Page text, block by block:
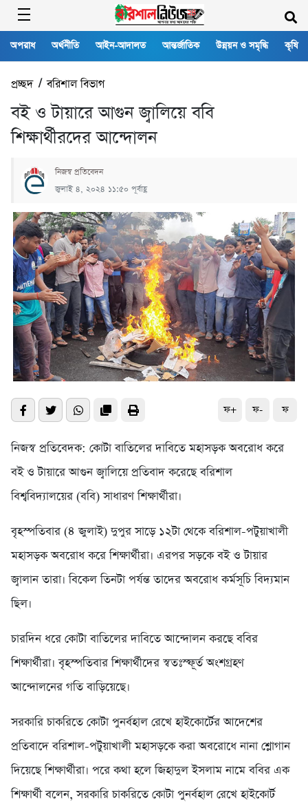
অপরাধ অর্থনীতি আইন-আদালত আন্তর্জাতিক উন্নয়ন ও সমৃদ্ধি কৃষি
প্রচ্ছদ/বরিশাল বিভাগ
বই ও টায়ারে আগুন জ্বালিয়ে ববি
শিক্ষার্থীরদের আন্দোলন
নিজস্ব প্রতিবেদন
জুলাই ৪, ২০২৪ ১১:৫০ পূর্বাহ্ণ
ফ+ ফ- ফ
নিজস্ব প্রতিবেদক: কোটা বাতিলের দাবিতে মহাসড়ক অবরোধ করে
বই ও টায়ারে আগুন জ্বালিয়ে প্রতিবাদ করেছে বরিশাল
বিশ্ববিদ্যালয়ের (ববি) সাধারণ শিক্ষার্থীরা।
বৃহস্পতিবার (৪ জুলাই) দুপুর সাড়ে ১২টা থেকে বরিশাল-পটুয়াখালী
মহাসড়ক অবরোধ করে শিক্ষার্থীরা। এরপর সড়কে বই ও টায়ার
জ্বালান তারা। বিকেল তিনটা পর্যন্ত তাদের অবরোধ কর্মসূচি বিদ্যমান
ছিল।
চারদিন ধরে কোটা বাতিলের দাবিতে আন্দোলন করছে ববির
শিক্ষার্থীরা। বৃহস্পতিবার শিক্ষার্থীদের স্বতঃস্ফূর্ত অংশগ্রহণ
আন্দোলনের গতি বাড়িয়েছে।
সরকারি চাকরিতে কোটা পুনর্বহাল রেখে হাইকোর্টের আদেশের
প্রতিবাদে বরিশাল-পটুয়াখালী মহাসড়কে করা অবরোধে নানা শ্লোগান
দিয়েছে শিক্ষার্থীরা। পরে কথা হলে জিহাদুল ইসলাম নামে ববির এক
শিক্ষার্থী বলেন, সরকারি চাকরিতে কোটা পুনর্বহাল রেখে হাইকোর্ট